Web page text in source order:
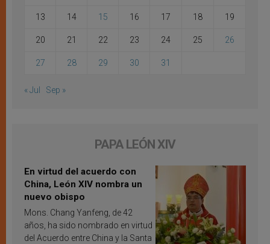
13 14 15 16 17 18 19
20 21 22 23 24 25 26
27 28 29 30 31
« Jul Sep »
PAPA LEÓN XIV
En virtud del acuerdo con
China, León XIV nombra un
nuevo obispo
Mons. Chang Yanfeng, de 42
años, ha sido nombrado en virtud
del Acuerdo entre China y la Santa